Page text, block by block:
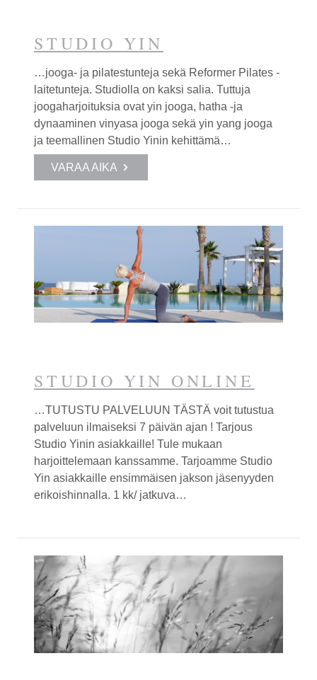
STUDIO YIN
…jooga- ja pilatestunteja sekä Reformer Pilates -
laitetunteja. Studiolla on kaksi salia. Tuttuja
joogaharjoituksia ovatyin jooga, hatha -ja
dynaaminen vinyasa jooga sekä yin yang jooga
ja teemallinen Studio Yinin kehittämä…
VARAA AIKA
STUDIO YIN ONLINE
…TUTUSTU PALVELUUN TÄSTÄ voit tutustua
palveluun ilmaiseksi 7 päivän ajan ! Tarjous
Studio Yinin asiakkaille! Tule mukaan
harjoittelemaan kanssamme. Tarjoamme Studio
Yin asiakkaille ensimmäisen jakson jäsenyyden
erikoishinnalla. 1 kk/ jatkuva…